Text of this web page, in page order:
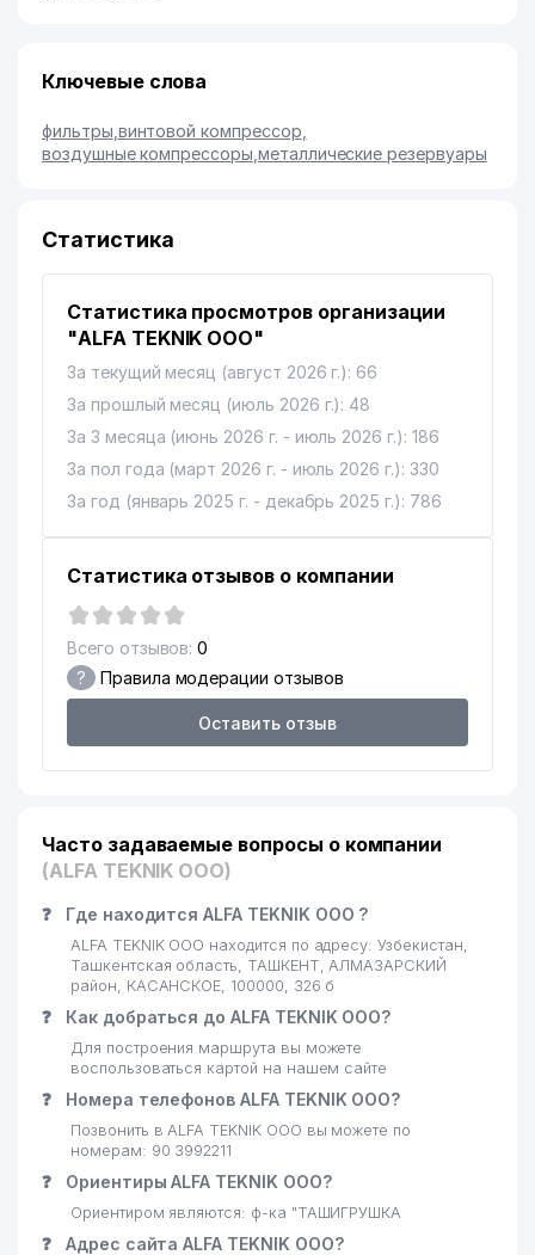
Ключевые слова
фильтры винтовой компрессор
воздушные компрессоры металлические резервуары
Статистика
Статистика просмотров организации
"ALFA TEKNIK ООО"
За текущий месяц (август 2026 г.): 66
За прошлый месяц (июль 2026 г.): 48
За 3 месяца (июнь 2026 г. - июль 2026 г.): 186
За пол года (март 2026 г. - июль 2026 г.): 330
За год (январь 2025 г. - декабрь 2025 г.): 786
Статистика отзывов о компании
Всего отзывов: 0
? Правила модерации отзывов
Оставить отзыв
Часто задаваемые вопросы о компании
(ALFA TEKNIK ООО)
❓ Где находится ALFA TEKNIK ООО ?
ALFA TEKNIK ООО находится по адресу: Узбекистан,
Ташкентская область, ТАШКЕНТ, АЛМАЗАРСКИЙ
район, КАСАНСКОЕ, 100000, 326 б
❓ Как добраться до ALFA TEKNIK ООО?
Для построения маршрута вы можете
воспользоваться картой на нашем сайте
❓ Номера телефонов ALFA TEKNIK ООО?
Позвонить в ALFA TEKNIK ООО вы можете по
номерам: 90 3992211
❓ Ориентиры ALFA TEKNIK ООО?
Ориентиром являются: ф-ка "ТАШИГРУШКА
❓ Адрес сайта ALFA TEKNIK ООО?